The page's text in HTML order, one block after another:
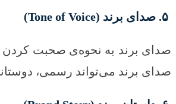
صدای برند به نحوه‌ی صحبت کردن
صدای برند می‌تواند رسمی،